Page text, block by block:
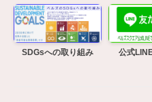
SDGsへの取り組み 公式